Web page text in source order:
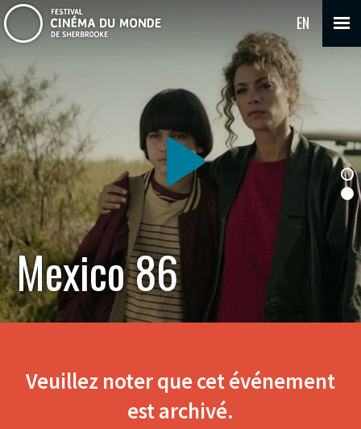
EN
Mexico 86
Veuillez noter que cet événement
est archivé.